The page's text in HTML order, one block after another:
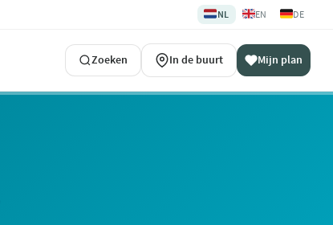
🇳🇱NL 🇬🇧EN 🇩🇪DE
Zoeken In de buurt Mijn plan